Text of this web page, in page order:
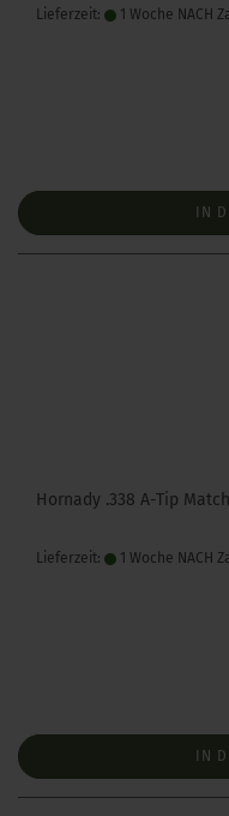
Lieferzeit: 1 Woche NACH
IN
Hornady .338 A-Tip
Lieferzeit: 1 Woche NACH
IN